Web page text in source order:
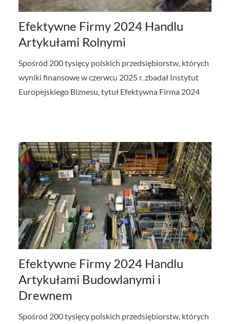
Efektywne Firmy 2024 Handlu
Artykułami Rolnymi
Spośród 200 tysięcy polskich przedsiębiorstw, których
wyniki finansowe w czerwcu 2025 r. zbadał Instytut
Europejskiego Biznesu, tytuł Efektywna Firma 2024
Efektywne Firmy 2024 Handlu
Artykułami Budowlanymi i
Drewnem
Spośród 200 tysięcy polskich przedsiębiorstw, których